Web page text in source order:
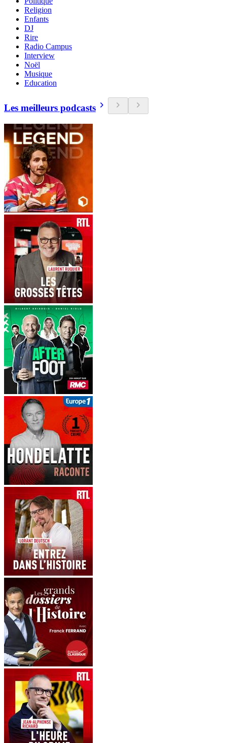
Religion
Enfants
DJ
Rire
Radio Campus
Interview
Noël
Musique
Education
Les meilleurs podcasts